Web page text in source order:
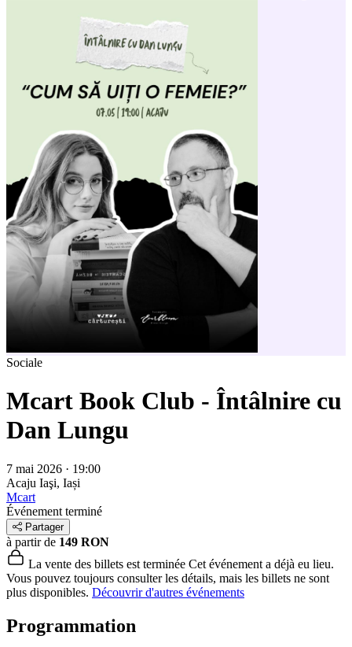
Sociale
Mcart Book Club - Întâlnire cu
Dan Lungu
7 mai 2026 · 19:00
Acaju Iaşi, Iași
Mcart
Événement terminé
Partager
à partir de 149 RON
La vente des billets est terminée Cet événement a déjà eu lieu.
Vous pouvez toujours consulter les détails, mais les billets ne sont
plus disponibles. Découvrir d'autres événements
Programmation